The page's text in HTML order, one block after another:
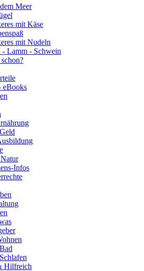
Meer
mit Käse
mit Nudeln
- Lamm - Schwein
eBooks
Infos
Hilfreich